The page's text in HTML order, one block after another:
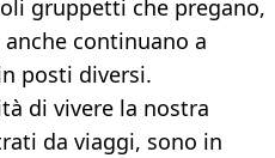
gruppetti che pregano,
continuano a
posti diversi.
di vivere la nostra
da viaggi, sono in